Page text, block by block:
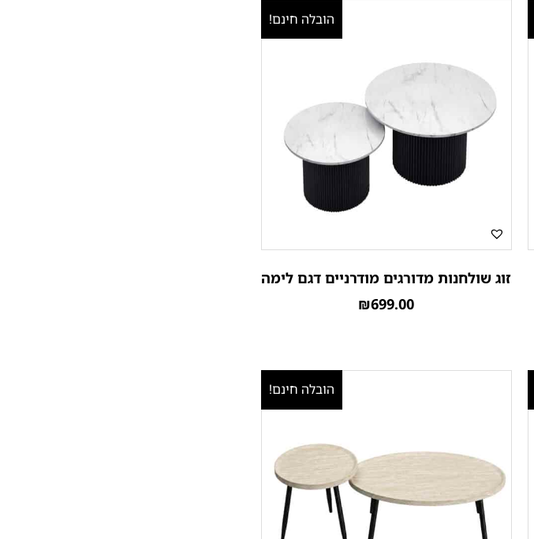
הובלה חינם!
זוג שולחנות מדורגים מודרניים דגם לימה
₪699.00
הובלה חינם!